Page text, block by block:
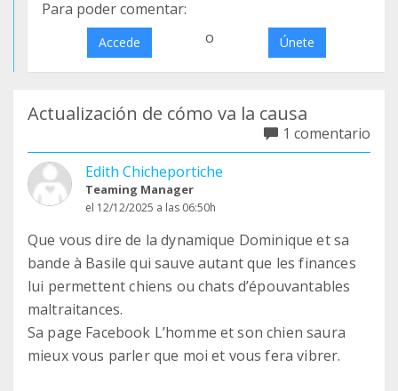
Para poder comentar:
Accede o Únete
Actualización de cómo va la causa
1 comentario
Edith Chicheportiche
Teaming Manager
el 12/12/2025 a las 06:50h
Que vous dire de la dynamique Dominique et sa
bande à Basile qui sauve autant que les finances
lui permettent chiens ou chats d’épouvantables
maltraitances.
Sa page Facebook L’homme et son chien saura
mieux vous parler que moi et vous fera vibrer.